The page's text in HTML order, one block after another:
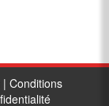
| Conditions